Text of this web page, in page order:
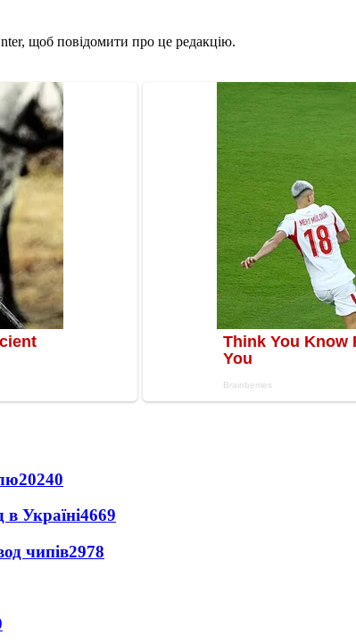
щоб повідомити про це редакцію.
20240
в Україні4669
чипів2978